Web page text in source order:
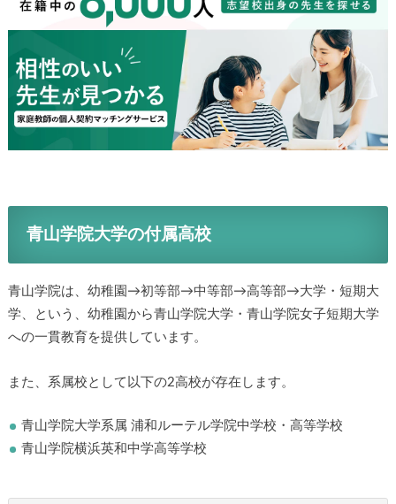
青山学院大学の付属高校
青山学院は、幼稚園→初等部→中等部→高等部→大学・短期大
学、という、幼稚園から青山学院大学・青山学院女子短期大学
への一貫教育を提供しています。
また、系属校として以下の2高校が存在します。
青山学院大学系属 浦和ルーテル学院中学校・高等学校
青山学院横浜英和中学高等学校